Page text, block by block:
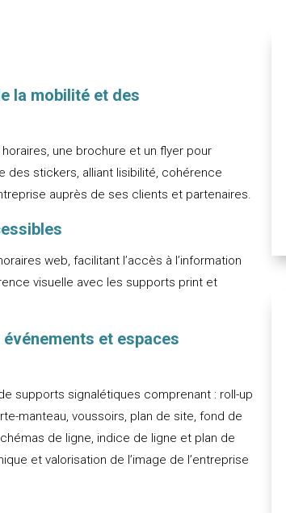
la mobilité et des
une brochure et un flyer pour
des stickers, alliant lisibilité, cohérence
auprès de ses clients et partenaires.
web, facilitant l’accès à l’information
visuelle avec les supports print et
et espaces
supports signalétiques comprenant : roll-up
manteau, voussoirs, plan de site, fond de
de ligne, indice de ligne et plan de
et valorisation de l’image de l’entreprise